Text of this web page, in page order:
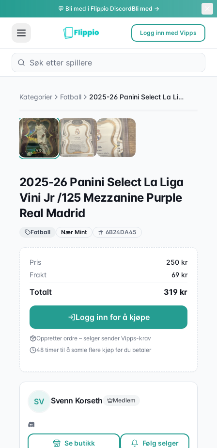
💬 Bli med i Flippio DiscordBli med →
Logg inn med Vipps
Kategorier Fotball 2025-26 Panini Select La Liga Vini Jr /125 Mezzanine Purple Real Madrid
1/3
2025-26 Panini Select La Liga
Vini Jr /125 Mezzanine Purple
Real Madrid
Fotball Nær Mint 6B24DA45
Pris 250 kr
Frakt
69 kr
Totalt 319 kr
Logg inn for å kjøpe
Oppretter ordre – selger sender Vipps-krav
48 timer til å samle flere kjøp før du betaler
SV Svenn Korseth Medlem
Se butikk Følg selger